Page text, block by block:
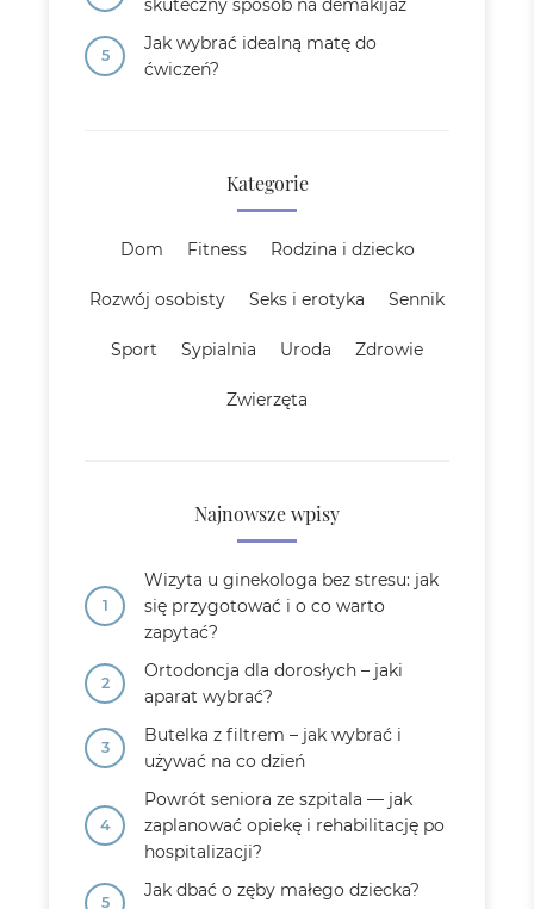
skuteczny sposób na demakijaż
Jak wybrać idealną matę do
ćwiczeń?
Kategorie
Dom Fitness Rodzina i dziecko
Rozwój osobisty Seks i erotyka Sennik
Sport Sypialnia Uroda Zdrowie
Zwierzęta
Najnowsze wpisy
Wizyta u ginekologa bez stresu: jak
się przygotować i o co warto
zapytać?
Ortodoncja dla dorosłych – jaki
aparat wybrać?
Butelka z filtrem – jak wybrać i
używać na co dzień
Powrót seniora ze szpitala — jak
zaplanować opiekę i rehabilitację po
hospitalizacji?
Jak dbać o zęby małego dziecka?